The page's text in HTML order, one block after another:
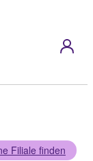
Filiale finden